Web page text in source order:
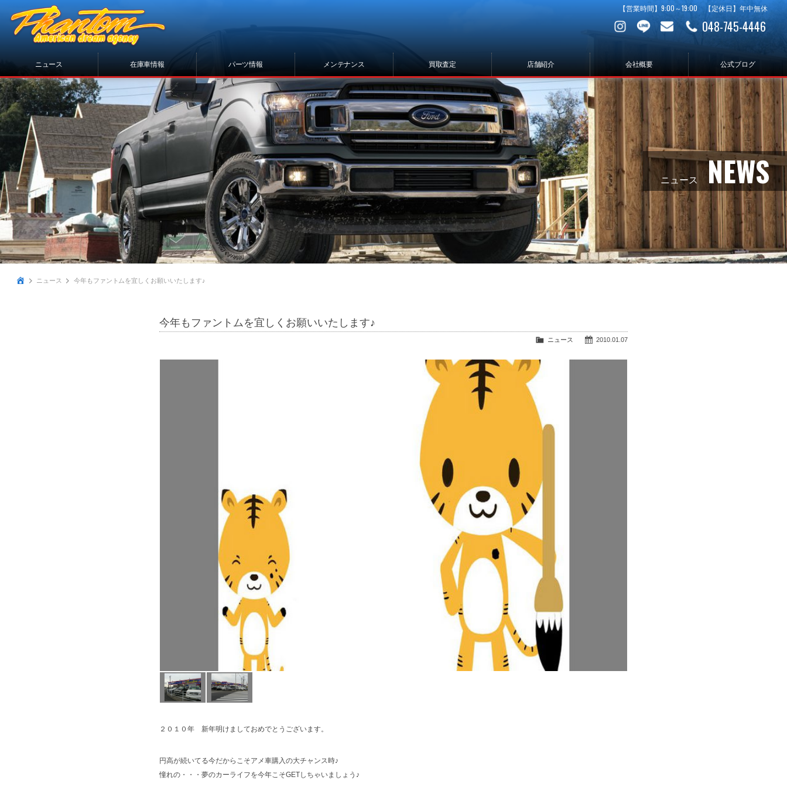
【営業時間】9:00～19:00 【定休日】年中無休
048-745-4446
ニュース 在庫車情報 パーツ情報 メンテナンス 買取査定 店舗紹介 会社概要 公式ブログ
ニュース NEWS
ニュース 今年もファントムを宜しくお願いいたします♪
今年もファントムを宜しくお願いいたします♪
2010.01.07
ニュース
２０１０年 新年明けましておめでとうございます。
円高が続いてる今だからこそアメ車購入の大チャンス時♪
憧れの・・・夢のカーライフを今年こそGETしちゃいましょう♪